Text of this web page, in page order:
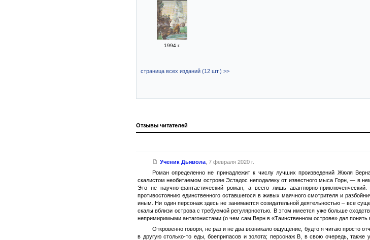
1994 г.
страница всех изданий (12 шт.) >>
Отзывы читателей
Ученик Дьявола, 7 февраля 2020 г.
Роман определенно не принадлежит к числу лучших произведений Жюля
скалистом необитаемом острове Эстадос неподалеку от известного мыса Горн, — в
Это не научно-фантастический роман, а всего лишь авантюрно-
противостоянию единственного оставшегося в живых маячного смотрителя и
иным. Ни один персонаж здесь не занимается созидательной деятельностью – все
скалы вблизи острова с требуемой регулярностью. В этом имеется уже больше
непримиримыми антагонистами (о чем сам Верн в «Таинственном острове» дал
Откровенно говоря, не раз и не два возникало ощущение, будто я читаю просто
в другую столько-то еды, боеприпасов и золота; персонаж B, в свою очередь,